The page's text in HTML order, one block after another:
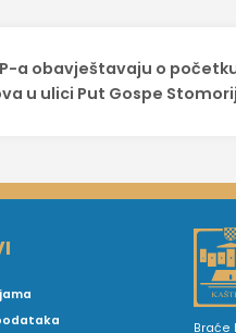
a obavještavaju o
u ulici Put Gospe
Braće